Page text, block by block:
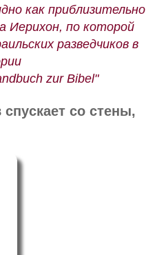
как приблизительно
Иерихон, по которой
разведчиков в
zur Bibel"
спускает со стены,